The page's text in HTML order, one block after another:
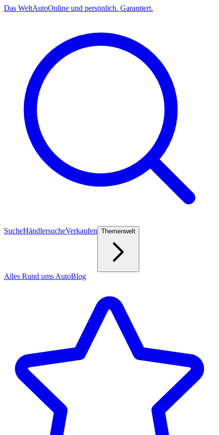
Das WeltAutoOnline und persönlich. Garantiert.
SucheHändlersucheVerkaufen Themenwelt
Alles Rund ums AutoBlog